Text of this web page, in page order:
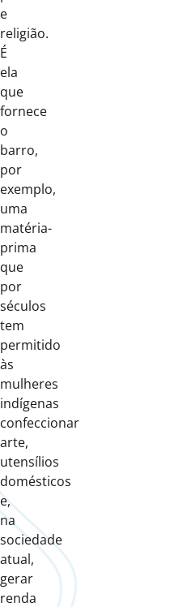
e
religião.
É
ela
que
fornece
o
barro,
por
exemplo,
uma
matéria-
prima
que
por
séculos
tem
permitido
às
mulheres
indígenas
confeccionar
arte,
utensílios
domésticos
e,
na
sociedade
atual,
gerar
renda